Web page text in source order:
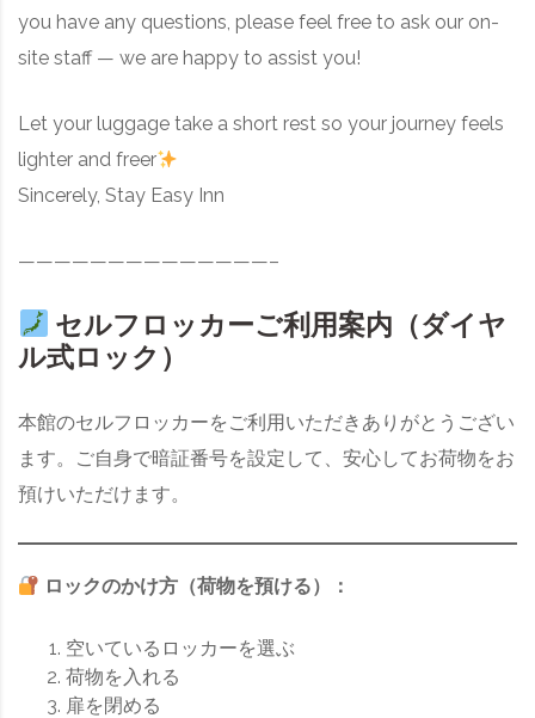
you have any questions, please feel free to ask our on-
site staff — we are happy to assist you!
Let your luggage take a short rest so your journey feels
lighter and freer
Sincerely, Stay Easy Inn
——————————————–
セルフロッカーご利用案内（ダイヤ
ル式ロック）
本館のセルフロッカーをご利用いただきありがとうござい
ます。ご自身で暗証番号を設定して、安心してお荷物をお
預けいただけます。
ロックのかけ方（荷物を預ける）：
空いているロッカーを選ぶ
荷物を入れる
扉を閉める